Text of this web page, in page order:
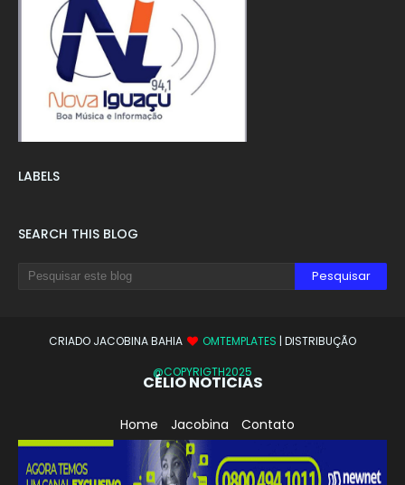
LABELS
SEARCH THIS BLOG
CRIADO JACOBINA BAHIA OMTEMPLATES | DISTRIBUÇÃO
@COPYRIGTH2025
CÉLIO NOTICIAS
Home Jacobina Contato